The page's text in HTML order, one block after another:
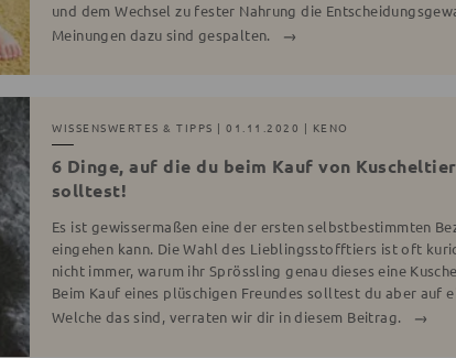
und dem Wechsel zu fester Nahrung die
Meinungen dazu sind gespalten.
WISSENSWERTES & TIPPS | 01.11.2020 | KENO
6 Dinge, auf die du beim Kauf von
solltest!
Es ist gewissermaßen eine der ersten selbstbestimmten
eingehen kann. Die Wahl des Lieblingsstofftiers ist oft
nicht immer, warum ihr Sprössling genau dieses eine
Beim Kauf eines plüschigen Freundes solltest du aber auf
Welche das sind, verraten wir dir in diesem Beitrag.